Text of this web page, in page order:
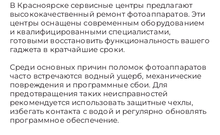
В Красноярске сервисные центры предлагают
высококачественный ремонт фотоаппаратов. Эти
центры оснащены современным оборудованием
и квалифицированными специалистами,
готовыми восстановить функциональность вашего
гаджета в кратчайшие сроки.
Среди основных причин поломок фотоаппаратов
часто встречаются водный ущерб, механические
повреждения и программные сбои. Для
предотвращения таких неисправностей
рекомендуется использовать защитные чехлы,
избегать контакта с водой и регулярно обновлять
программное обеспечение.